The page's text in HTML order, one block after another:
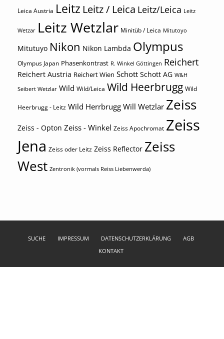
Leica Austria Leitz Leitz / Leica Leitz/Leica Leitz
Wetzar Leitz Wetzlar Minitüb / Leica Mitutoyo
Mitutuyo Nikon Nikon Lambda Olympus
Olympus Japan Phasenkontrast R. Winkel Göttingen Reichert
Reichert Austria Reichert Wien Schott Schott AG W&H
Seibert Wetzlar Wild Wild/Leica Wild Heerbrugg Wild
Heerbrugg - Leitz Wild Herrbrugg Will Wetzlar Zeiss
Zeiss - Opton Zeiss - Winkel Zeiss Apochromat Zeiss
Jena Zeiss oder Leitz Zeiss Reflector Zeiss
West Zentronik (vormals Reiss Liebenwerda)
SUCHE IMPRESSUM DATENSCHUTZERKLÄRUNG
AGB
KONTAKT